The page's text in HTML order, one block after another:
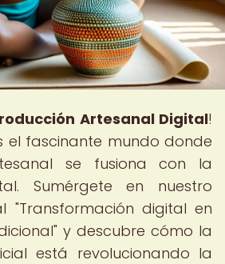
Artesanal Digital!
el fascinante mundo donde
se fusiona con la
Sumérgete en nuestro
"Transformación digital en
y descubre cómo la
está revolucionando la